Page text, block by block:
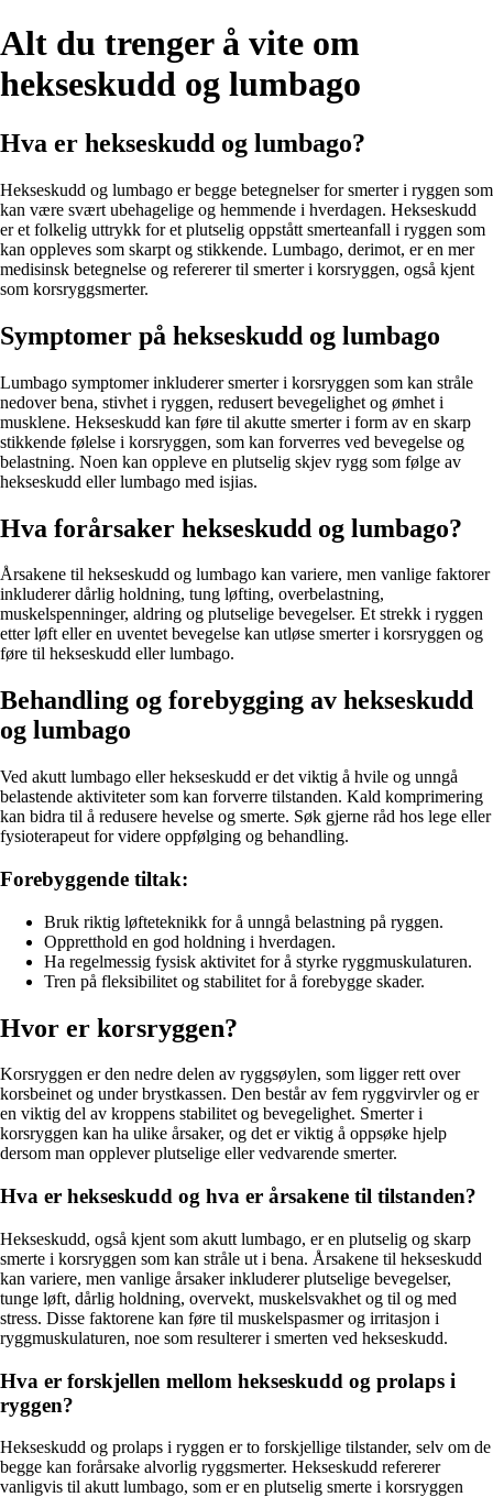
Alt du trenger å vite om
hekseskudd og lumbago
Hva er hekseskudd og lumbago?
Hekseskudd og lumbago er begge betegnelser for smerter i ryggen som
kan være svært ubehagelige og hemmende i hverdagen. Hekseskudd
er et folkelig uttrykk for et plutselig oppstått smerteanfall i ryggen som
kan oppleves som skarpt og stikkende. Lumbago, derimot, er en mer
medisinsk betegnelse og refererer til smerter i korsryggen, også kjent
som korsryggsmerter.
Symptomer på hekseskudd og lumbago
Lumbago symptomer inkluderer smerter i korsryggen som kan stråle
nedover bena, stivhet i ryggen, redusert bevegelighet og ømhet i
musklene. Hekseskudd kan føre til akutte smerter i form av en skarp
stikkende følelse i korsryggen, som kan forverres ved bevegelse og
belastning. Noen kan oppleve en plutselig skjev rygg som følge av
hekseskudd eller lumbago med isjias.
Hva forårsaker hekseskudd og lumbago?
Årsakene til hekseskudd og lumbago kan variere, men vanlige faktorer
inkluderer dårlig holdning, tung løfting, overbelastning,
muskelspenninger, aldring og plutselige bevegelser. Et strekk i ryggen
etter løft eller en uventet bevegelse kan utløse smerter i korsryggen og
føre til hekseskudd eller lumbago.
Behandling og forebygging av hekseskudd
og lumbago
Ved akutt lumbago eller hekseskudd er det viktig å hvile og unngå
belastende aktiviteter som kan forverre tilstanden. Kald komprimering
kan bidra til å redusere hevelse og smerte. Søk gjerne råd hos lege eller
fysioterapeut for videre oppfølging og behandling.
Forebyggende tiltak:
Bruk riktig løfteteknikk for å unngå belastning på ryggen.
Oppretthold en god holdning i hverdagen.
Ha regelmessig fysisk aktivitet for å styrke ryggmuskulaturen.
Tren på fleksibilitet og stabilitet for å forebygge skader.
Hvor er korsryggen?
Korsryggen er den nedre delen av ryggsøylen, som ligger rett over
korsbeinet og under brystkassen. Den består av fem ryggvirvler og er
en viktig del av kroppens stabilitet og bevegelighet. Smerter i
korsryggen kan ha ulike årsaker, og det er viktig å oppsøke hjelp
dersom man opplever plutselige eller vedvarende smerter.
Hva er hekseskudd og hva er årsakene til tilstanden?
Hekseskudd, også kjent som akutt lumbago, er en plutselig og skarp
smerte i korsryggen som kan stråle ut i bena. Årsakene til hekseskudd
kan variere, men vanlige årsaker inkluderer plutselige bevegelser,
tunge løft, dårlig holdning, overvekt, muskelsvakhet og til og med
stress. Disse faktorene kan føre til muskelspasmer og irritasjon i
ryggmuskulaturen, noe som resulterer i smerten ved hekseskudd.
Hva er forskjellen mellom hekseskudd og prolaps i
ryggen?
Hekseskudd og prolaps i ryggen er to forskjellige tilstander, selv om de
begge kan forårsake alvorlig ryggsmerter. Hekseskudd refererer
vanligvis til akutt lumbago, som er en plutselig smerte i korsryggen